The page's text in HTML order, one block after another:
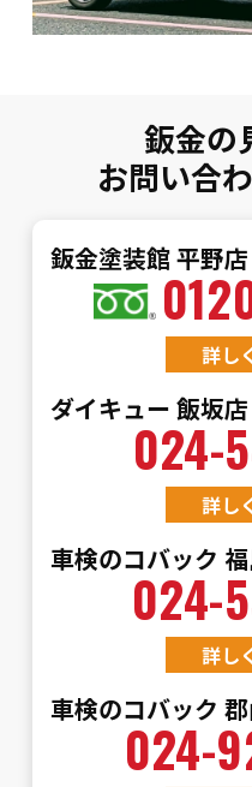
鈑金の
お問い合
鈑金塗装館 平野店
詳し
ダイキュー 飯坂店
024-
詳し
車検のコバック
024-
詳し
車検のコバック
024-